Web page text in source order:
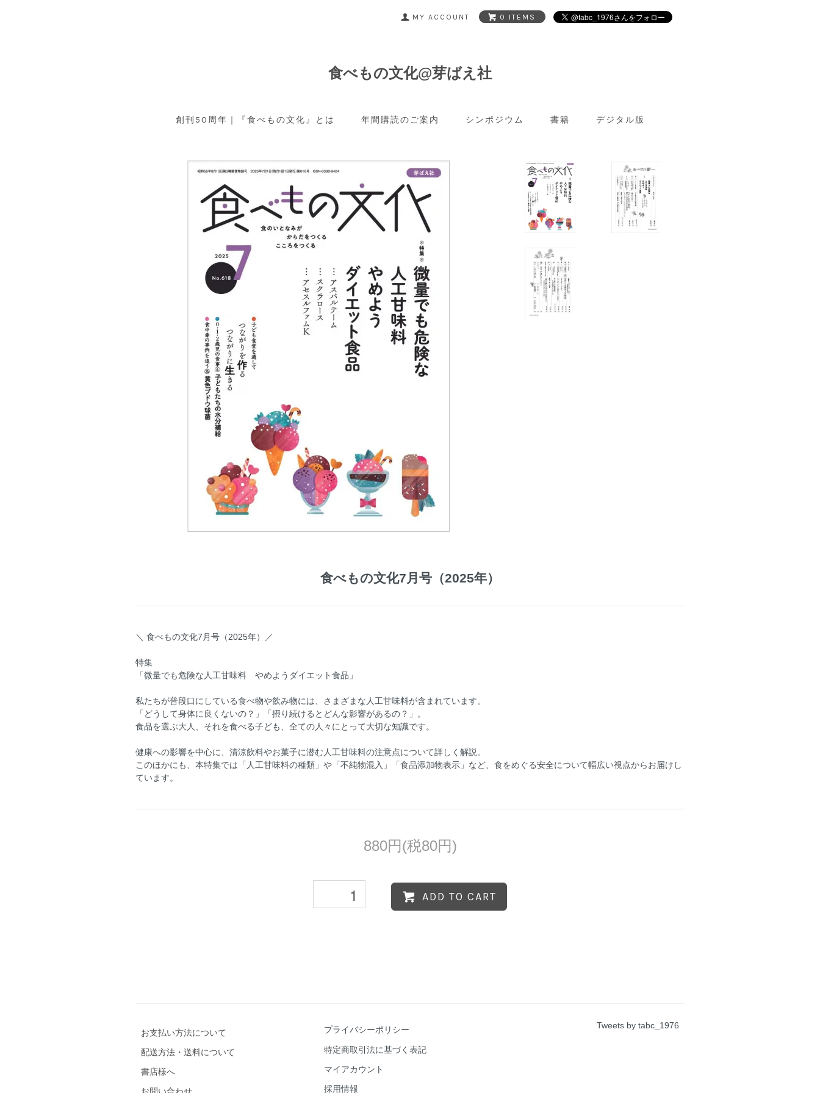
MY ACCOUNT 0 ITEMS
食べもの文化@芽ばえ社
創刊50周年｜『食べもの文化』とは 年間購読のご案内 シンポジウム 書籍 デジタル版
食べもの文化7月号（2025年）
＼ 食べもの文化7月号（2025年）／
特集
「微量でも危険な人工甘味料 やめようダイエット食品」
私たちが普段口にしている食べ物や飲み物には、さまざまな人工甘味料が含まれています。
「どうして身体に良くないの？」「摂り続けるとどんな影響があるの？」。
食品を選ぶ大人、それを食べる子ども、全ての人々にとって大切な知識です。
健康への影響を中心に、清涼飲料やお菓子に潜む人工甘味料の注意点について詳しく解説。
このほかにも、本特集では「人工甘味料の種類」や「不純物混入」「食品添加物表示」など、食をめぐる安全について幅広い視点からお届けし
ています。
880円(税80円)
ADD TO CART
お支払い方法について
配送方法・送料について
書店様へ
プライバシーポリシー
特定商取引法に基づく表記
マイアカウント
採用情報
Tweets by tabc_1976